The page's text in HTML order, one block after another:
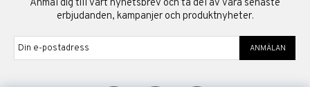
Anmäl dig till vårt nyhetsbrev och ta del av våra senaste
erbjudanden, kampanjer och produktnyheter.
ANMÄLAN